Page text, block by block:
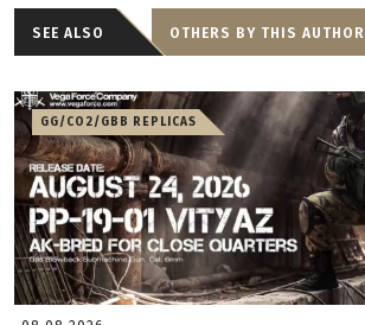
SEE ALSO OTHERS BY THIS AUTHOR
GG/CO2/GBB REPLICAS